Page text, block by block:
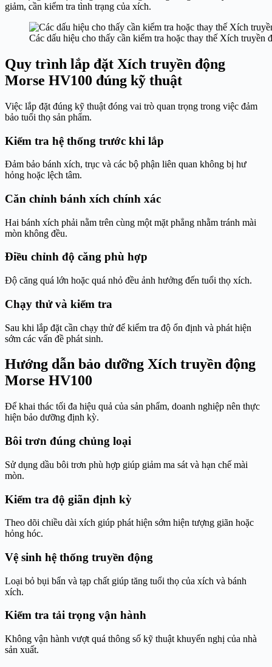
giảm, cần kiểm tra tình trạng của xích.
Các dấu hiệu cho thấy cần kiểm tra hoặc thay thế Xích truyền
Quy trình lắp đặt Xích truyền động
Morse HV100 đúng kỹ thuật
Việc lắp đặt đúng kỹ thuật đóng vai trò quan trọng trong việc đảm
bảo tuổi thọ sản phẩm.
Kiểm tra hệ thống trước khi lắp
Đảm bảo bánh xích, trục và các bộ phận liên quan không bị hư
hỏng hoặc lệch tâm.
Căn chỉnh bánh xích chính xác
Hai bánh xích phải nằm trên cùng một mặt phẳng nhằm tránh mài
mòn không đều.
Điều chỉnh độ căng phù hợp
Độ căng quá lớn hoặc quá nhỏ đều ảnh hưởng đến tuổi thọ xích.
Chạy thử và kiểm tra
Sau khi lắp đặt cần chạy thử để kiểm tra độ ổn định và phát hiện
sớm các vấn đề phát sinh.
Hướng dẫn bảo dưỡng Xích truyền động
Morse HV100
Để khai thác tối đa hiệu quả của sản phẩm, doanh nghiệp nên thực
hiện bảo dưỡng định kỳ.
Bôi trơn đúng chủng loại
Sử dụng dầu bôi trơn phù hợp giúp giảm ma sát và hạn chế mài
mòn.
Kiểm tra độ giãn định kỳ
Theo dõi chiều dài xích giúp phát hiện sớm hiện tượng giãn hoặc
hỏng hóc.
Vệ sinh hệ thống truyền động
Loại bỏ bụi bẩn và tạp chất giúp tăng tuổi thọ của xích và bánh
xích.
Kiểm tra tải trọng vận hành
Không vận hành vượt quá thông số kỹ thuật khuyến nghị của nhà
sản xuất.